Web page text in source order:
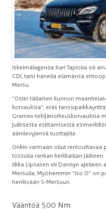
Iskelmälegenda Kari Tapiolla oli
CDI, taisi hänellä elämänsä
Mersu.
”Ostin tällaisen kunnon
korvauksia”, eräs
Gramex-tekijänoikeuskorvauksia
julkisesta esittämisestä
äänilevyjensä tuottajille.
Onkin varmaan ollut rentouttavaa
tossulla rankan keikkaillan
Ilkka Lipsasen eli Dannyn ajelleen
Mersulla. Myöhemmin ”Iso D” on
henkivään S-Mersuun.
Vääntöä 500 Nm